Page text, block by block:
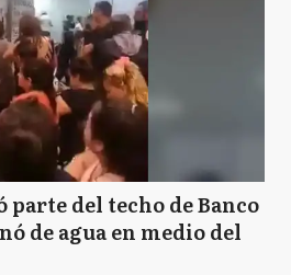
parte del techo de Banco
de agua en medio del